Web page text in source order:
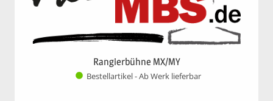
Rangierbühne MX/MY
Bestellartikel - Ab Werk lieferbar